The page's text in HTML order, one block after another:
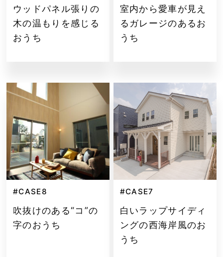
ウッドパネル張りの
木の温もりを感じる
おうち
室内から愛車が見え
るガレージのあるお
うち
#CASE8
吹抜けのある“コ”の
字のおうち
#CASE7
白いラップサイディ
ングの西海岸風のお
うち